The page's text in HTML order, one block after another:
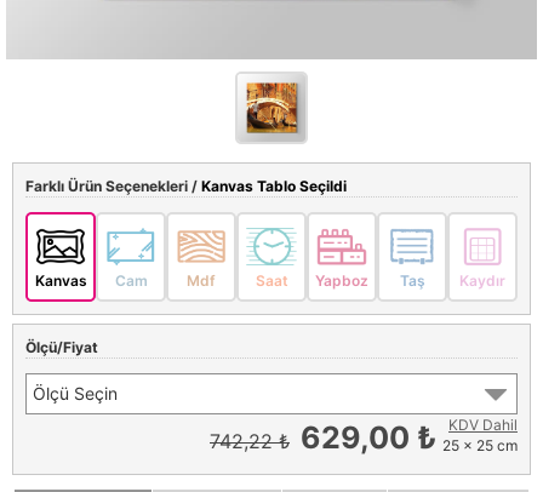
Farklı Ürün Seçenekleri / Kanvas Tablo Seçildi
Kanvas Cam Mdf Saat Yapboz Taş Kaydır
Ölçü/Fiyat
Ölçü Seçin
742,22 ₺ 629,00 ₺
KDV Dahil
25 x 25 cm